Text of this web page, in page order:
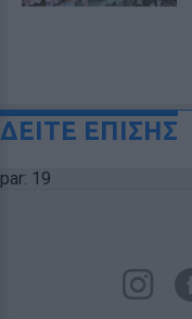
ΔΕΙΤΕ ΕΠΙΣΗΣ
par: 19